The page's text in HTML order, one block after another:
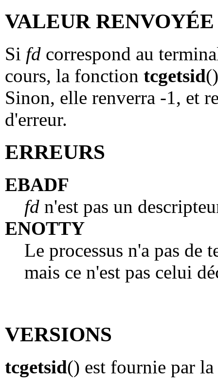
VALEUR RENVOYÉE
Si fd correspond au
cours, la fonction tcgetsid
Sinon, elle renverra -1, et
d'erreur.
ERREURS
EBADF
fd n'est pas un
ENOTTY
Le processus n'a pas de
mais ce n'est pas celui
VERSIONS
tcgetsid() est fournie par